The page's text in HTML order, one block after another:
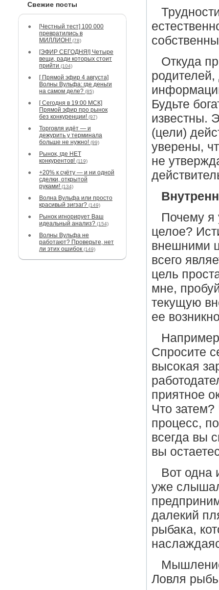
Свежие посты
[Честный тест] 100 000
превратились в
МИЛЛИОН! (78)
[ЭФИР СЕГОДНЯ!] Четыре
вещи, ради которых стоит
прийти (104)
[ Прямой эфир 4 августа]
Волны Вульфа: где деньги
на самом деле? (85)
[ Сегодня в 19:00 МСК]
Прямой эфир про рынок
без конкуренции! (97)
Торговля идёт — и
дежурить у терминала
больше не нужно! (99)
Рынок, где НЕТ
конкурентов! (119)
+20% к счёту — и ни одной
сделки, открытой
руками! (134)
Волна Вульфа или просто
красивый зигзаг? (149)
Рынок игнорирует Ваш
идеальный анализ? (154)
Волны Вульфа не
работают? Проверьте, нет
ли этих ошибок (149)
Откуда
Будьте
известны.
(цели)
уверены,
не
Почему я
целое?
внешними
всего
цель
мне,
текущую
ее
Спросите
высокая
приятное
Что затем?
процесс,
всегда вы
вы
Вот одна
уже
далекий
рыбака,
Ловля